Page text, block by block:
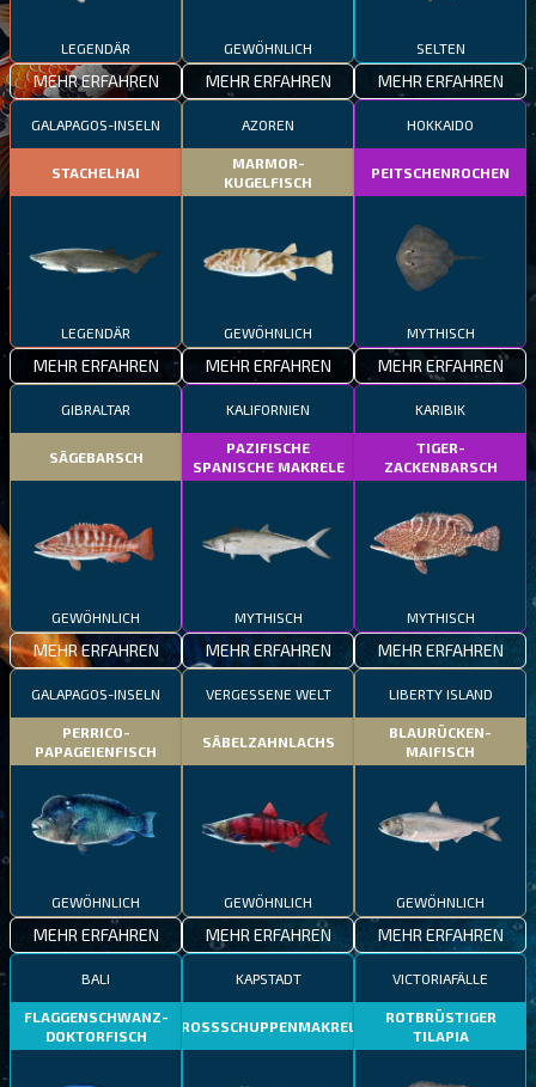
LEGENDÄR
MEHR ERFAHREN
GEWÖHNLICH
MEHR ERFAHREN
SELTEN
MEHR ERFAHREN
GALAPAGOS-INSELN
STACHELHAI
LEGENDÄR
MEHR ERFAHREN
AZOREN
MARMOR-
KUGELFISCH
GEWÖHNLICH
MEHR ERFAHREN
HOKKAIDO
PEITSCHENROCHEN
MYTHISCH
MEHR ERFAHREN
GIBRALTAR
SÄGEBARSCH
GEWÖHNLICH
MEHR ERFAHREN
KALIFORNIEN
PAZIFISCHE
SPANISCHE MAKRELE
MYTHISCH
MEHR ERFAHREN
KARIBIK
TIGER-
ZACKENBARSCH
MYTHISCH
MEHR ERFAHREN
GALAPAGOS-INSELN
PERRICO-
PAPAGEIENFISCH
GEWÖHNLICH
MEHR ERFAHREN
VERGESSENE WELT
SÄBELZAHNLACHS
GEWÖHNLICH
MEHR ERFAHREN
LIBERTY ISLAND
BLAURÜCKEN-
MAIFISCH
GEWÖHNLICH
MEHR ERFAHREN
BALI
FLAGGENSCHWANZ-
DOKTORFISCH
KAPSTADT
GROSSSCHUPPENMAKRELE
VICTORIAFÄLLE
ROTBRÜSTIGER
TILAPIA